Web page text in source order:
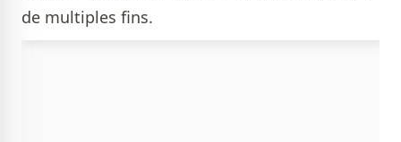
de multiples fins.